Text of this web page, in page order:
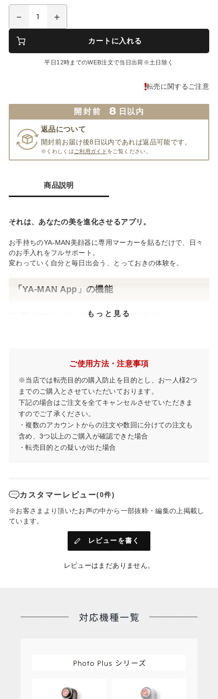
カートに入れる
平日12時までのWEB注文で当日出荷※土日除く
転売に関するご注意
開封前 8 日以内
返品について
開封前お届け後8日以内であれば返品可能です。
※くわしくは ご利用ガイドをご覧ください。
商品説明
それは、あなたの美を進化させるアプリ。
お手持ちのYA-MAN美顔器に専用マーカーを貼るだけで、日々
のお手入れをフルサポート。
変わっていく自分と毎日出会う、とっておきの体験を。
「YA-MAN App」の機能
01. 日々のフェイストリートメントをサポート
①RFのビジュアル化
RFによる肌内部の温度を概算し、見える化
②洗顔のビジュアル化
顔に疑似汚れを加え、洗顔の見える化
③表面保湿のビジュアル化
イオン導入を行った肌表面を見える化
⑤使い方ガイド
顔に表示されたマーカーを追いかけることで理想の動かし方を
見える化
02. 使用履歴やお肌の変化を記録
使用したモードやBefore/Afterの写真など日々の記録をカレンダ
ーに残すことができます。
*対応デバイス……iPhone X以上、iPad Pro 11インチ（第1、２
世代）、iPad Pro 12,9インチ（第3、４世代）
もっと見る
ご使用方法・注意事項
※当店では転売目的の購入防止を目的とし、お一人様2つ
までのご購入とさせていただいております。
下記の場合はご注文を全てキャンセルさせていただきま
すのでご了承ください。
・複数のアカウントからの注文や数回に分けての注文も
含め、3つ以上のご購入が確認できた場合
・転売目的との疑いが出た場合
カスタマーレビュー(0件)
※お客さまより頂いたお声の中から一部抜粋・編集の上掲載し
ています。
レビューを書く
レビューはまだありません。